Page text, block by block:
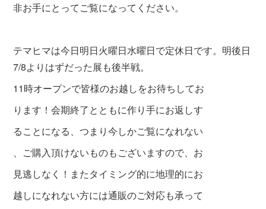
非お手にとってご覧になってください。
テマヒマは今日明日火曜日水曜日で定休日です。明後日
7/8よりはずだった展も後半戦。
11時オープンで皆様のお越しをお待ちしてお
ります！会期終了とともに作り手にお返しす
ることになる、つまり今しかご覧になれない
、ご購入頂けないものもございますので、お
見逃しなく！またタイミング的に地理的にお
越しになれない方には通販のご対応も承って